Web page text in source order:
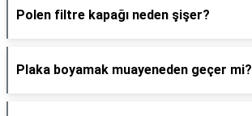
Polen filtre kapağı neden şişer?
Plaka boyamak muayeneden geçer mi?